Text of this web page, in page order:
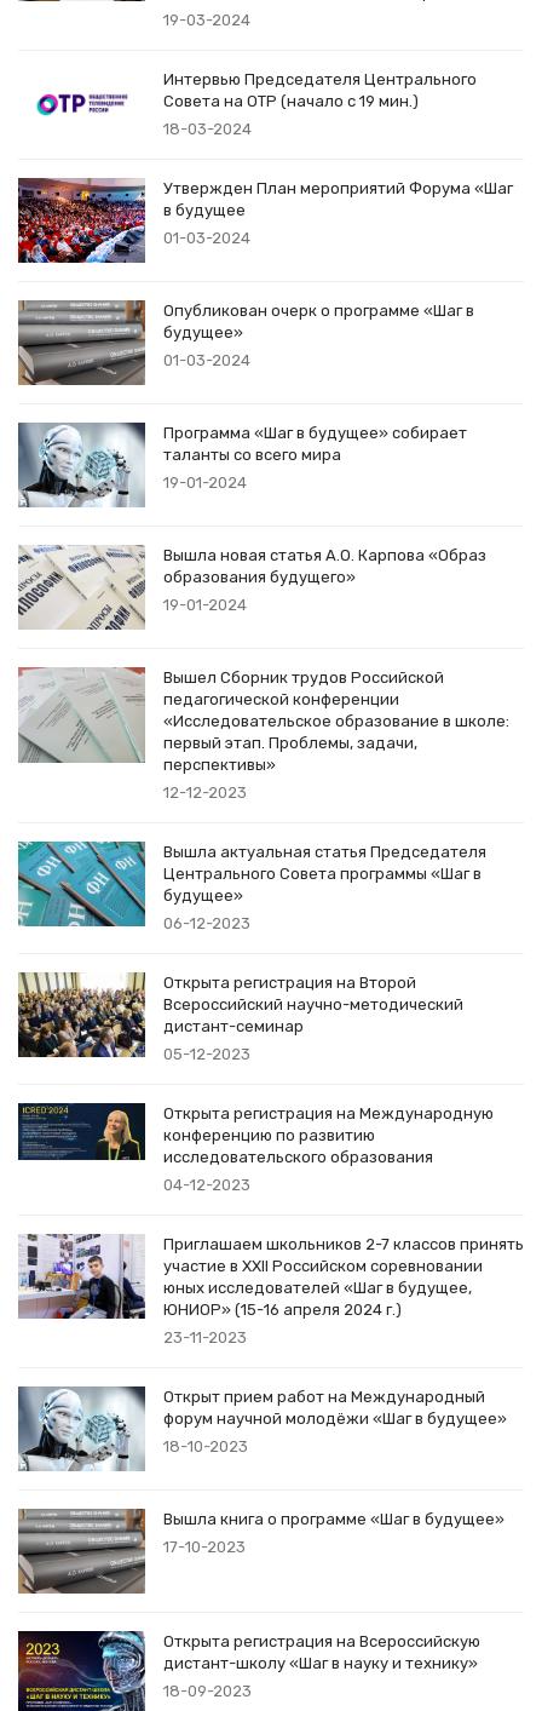
19-03-2024
Интервью Председателя Центрального
Совета на ОТР (начало с 19 мин.)
18-03-2024
Утвержден План мероприятий Форума «Шаг
в будущее
01-03-2024
Опубликован очерк о программе «Шаг в
будущее»
01-03-2024
Программа «Шаг в будущее» собирает
таланты со всего мира
19-01-2024
Вышла новая статья А.О. Карпова «Образ
образования будущего»
19-01-2024
Вышел Сборник трудов Российской
педагогической конференции
«Исследовательское образование в школе:
первый этап. Проблемы, задачи,
перспективы»
12-12-2023
Вышла актуальная статья Председателя
Центрального Совета программы «Шаг в
будущее»
06-12-2023
Открыта регистрация на Второй
Всероссийский научно-методический
дистант-семинар
05-12-2023
Открыта регистрация на Международную
конференцию по развитию
исследовательского образования
04-12-2023
Приглашаем школьников 2-7 классов принять
участие в XXII Российском соревновании
юных исследователей «Шаг в будущее,
ЮНИОР» (15-16 апреля 2024 г.)
23-11-2023
Открыт прием работ на Международный
форум научной молодёжи «Шаг в будущее»
18-10-2023
Вышла книга о программе «Шаг в будущее»
17-10-2023
Открыта регистрация на Всероссийскую
дистант-школу «Шаг в науку и технику»
18-09-2023